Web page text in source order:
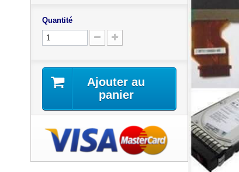
Quantité
Ajouter au
panier